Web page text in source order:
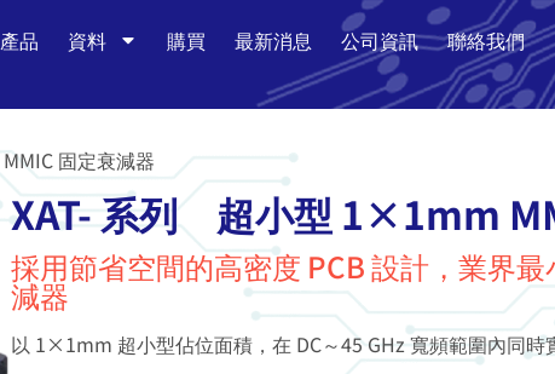
產品 資料 購買 最新消息 公司資訊 聯絡我們
固定衰減器
XAT- 系列 超小型 1×1mm
採用節省空間的高密度 PCB 設計，業界
減器
以 1×1mm 超小型佔位面積，在 DC～45 GHz 寬頻範圍內同時